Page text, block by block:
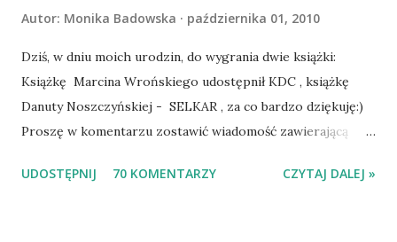
Autor: Monika Badowska października 01, 2010
Dziś, w dniu moich urodzin, do wygrania dwie książki:
Książkę Marcina Wrońskiego udostępnił KDC , książkę
Danuty Noszczyńskiej - SELKAR , za co bardzo dziękuję:)
Proszę w komentarzu zostawić wiadomość zawierającą
Losowanie odbędzie się w niedzielę o 8:00. Zapraszam
UDOSTĘPNIJ 70 KOMENTARZY CZYTAJ DALEJ »